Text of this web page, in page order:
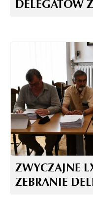
DELEGATÓW
ZWYCZAJNE
ZEBRANIE